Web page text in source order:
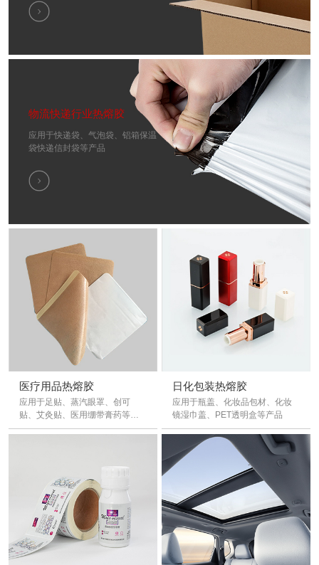
物流快递行业热熔胶
应用于快递袋、气泡袋、铝箱保温
袋快递信封袋等产品
医疗用品热熔胶
应用于足贴、蒸汽眼罩、创可
贴、艾灸贴、医用绷带膏药等产
品
日化包装热熔胶
应用于瓶盖、化妆品包材、化妆
镜湿巾盖、PET透明盒等产品